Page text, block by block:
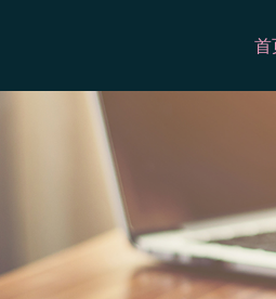
首